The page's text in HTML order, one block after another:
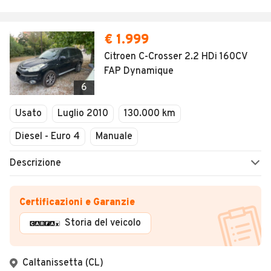
6
€ 1.999
Citroen C-Crosser 2.2 HDi 160CV
FAP Dynamique
Usato Luglio 2010
130.000 km
Diesel - Euro 4
Manuale
Descrizione
Certificazioni e Garanzie
Storia del veicolo
Caltanissetta (CL)